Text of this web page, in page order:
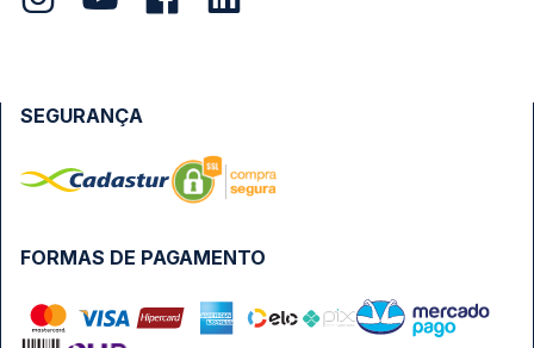
FORMAS DE PAGAMENTO
SEGURANÇA